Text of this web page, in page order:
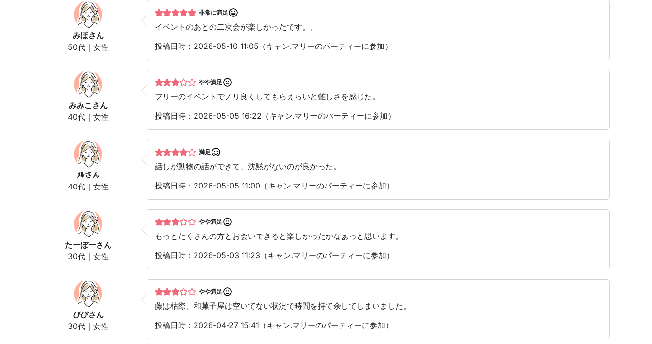
みほさん
50代｜女性
非常に満足
イベントのあとの二次会が楽しかったです。、
投稿日時：2026-05-10 11:05（キャン.マリーのパーティーに参加）
みみこ さん
40代｜女性
やや満足
フリーのイベントでノリ良くしてもらえらいと難しさを感じた。
投稿日時：2026-05-05 16:22（キャン.マリーのパーティーに参加）
ﾒﾙさん
40代｜女性
満足
話しが動物の話ができて、沈黙がないのが良かった。
投稿日時：2026-05-05 11:00（キャン.マリーのパーティーに参加）
たーぼーさん
30代｜女性
やや満足
もっとたくさんの方とお会いできると楽しかったかなぁっと思います。
投稿日時：2026-05-03 11:23（キャン.マリーのパーティーに参加）
ぴぴさん
30代｜女性
やや満足
藤は枯際、和菓子屋は空いてない状況で時間を持て余してしまいました。
投稿日時：2026-04-27 15:41（キャン.マリーのパーティーに参加）